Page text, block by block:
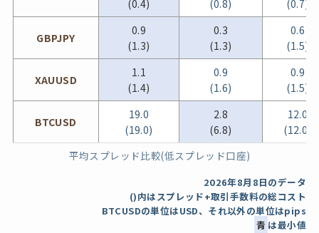
(0.4) (0.8) (0.7)
GBPJPY
0.9
(1.3)
0.3
(1.3)
0.6
(1.5)
XAUUSD
1.1
(1.4)
0.9
(1.6)
0.9
(1.5)
BTCUSD
19.0
(19.0)
2.8
(6.8)
12.0
(12.0)
平均スプレッド比較(低スプレッド口座)
2026年8月8日のデータ
()内はスプレッド+取引手数料の総コスト
BTCUSDの単位はUSD、それ以外の単位はpips
青 は最小値